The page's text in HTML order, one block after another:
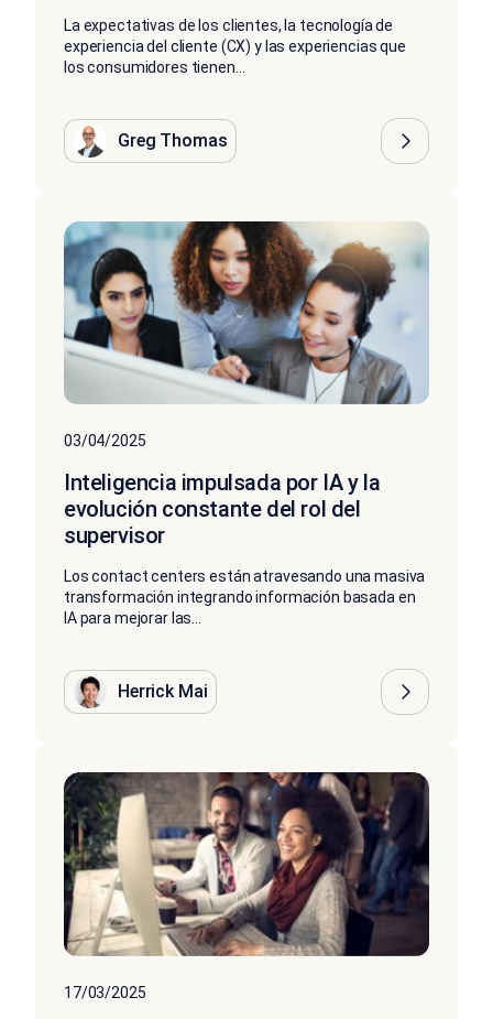
La expectativas de los clientes, la tecnología de
experiencia del cliente (CX) y las experiencias que
los consumidores tienen...
Greg Thomas
03/04/2025
Inteligencia impulsada por IA y la
evolución constante del rol del
supervisor
Los contact centers están atravesando una masiva
transformación integrando información basada en
IA para mejorar las...
Herrick Mai
17/03/2025